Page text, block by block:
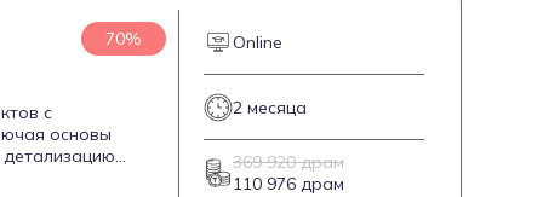
70%
с
основы
детализацию
Online
2 месяца
369 920 драм
110 976 драм